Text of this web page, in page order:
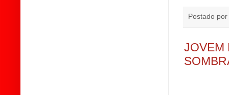
Postado por
JOVEM